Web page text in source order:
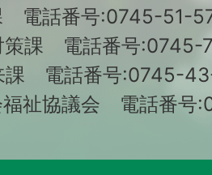
電話番号:0745-51-
策課 電話番号:0745-
課 電話番号:0745-
福祉協議会 電話番